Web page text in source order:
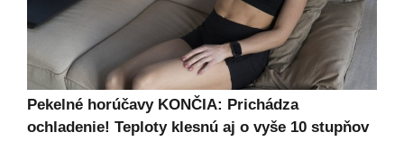
Pekelné horúčavy KONČIA: Prichádza
ochladenie! Teploty klesnú aj o vyše 10 stupňov